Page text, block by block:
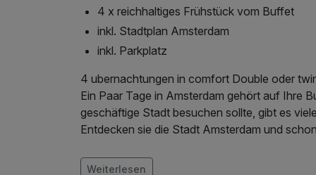
4 x reichhaltiges Frühstück vom Buffet
inkl. Stadtplan Amsterdam
inkl. Parkplatz
4 ubernachtungen in comfort Double oder
Ein Paar Tage in Amsterdam gehört auf Ihre
geschäftige Stadt besuchen sollte, gibt es
Entdecken sie die Stadt Amsterdam und
Im Angebot enthalten
Weiterlesen